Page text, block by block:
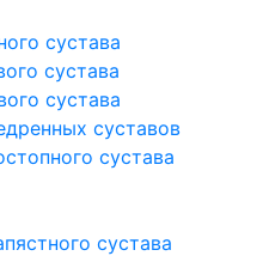
сустава
сустава
сустава
суставов
сустава
сустава